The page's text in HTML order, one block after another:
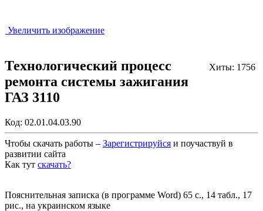
Увеличить изображение
Хиты: 1756
Технологический процесс
ремонта системы зажигания
ГАЗ 3110
Код: 02.01.04.03.90
Чтобы скачать работы – Зарегистрируйся и поучаствуй в
развитии сайта
Как тут скачать?
Пояснительная записка (в программе Word) 65 с., 14 табл., 17
рис., на украинском языке